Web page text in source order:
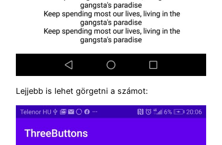
Lejjebb is lehet görgetni a számot: